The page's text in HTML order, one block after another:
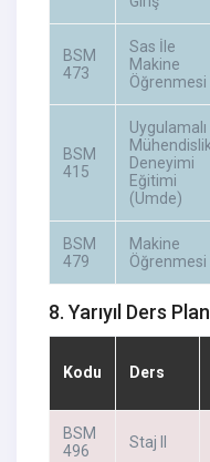
BSM
473
Sas İle
Makine
Öğrenmesi
BSM
415
Uygulamalı
Mühendislik
Deneyimi
Eğitimi
(Umde)
BSM
479
Makine
Öğrenmesi
8. Yarıyıl Ders
Kodu Ders
BSM
496
Staj II